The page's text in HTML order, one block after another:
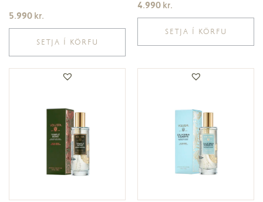
5.990 kr.
SETJA Í KÖRFU
4.990 kr.
SETJA Í KÖRFU